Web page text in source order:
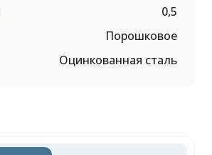
0,5
Порошковое
Оцинкованная сталь